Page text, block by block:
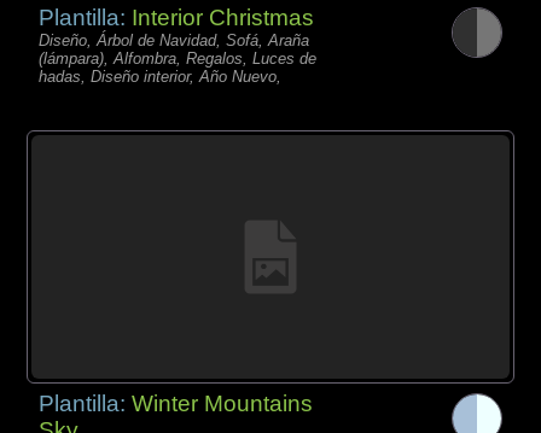
Plantilla: Interior Christmas
Diseño, Árbol de Navidad, Sofá, Araña
(lámpara), Alfombra, Regalos, Luces de
hadas, Diseño interior, Año Nuevo,
Plantilla:Winter Mountains